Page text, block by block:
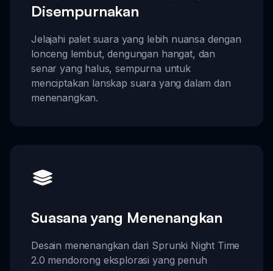
Disempurnakan
Jelajahi palet suara yang lebih nuansa dengan
lonceng lembut, dengungan hangat, dan
senar yang halus, sempurna untuk
menciptakan lanskap suara yang dalam dan
menenangkan.
Suasana yang Menenangkan
Desain menenangkan dari Sprunki Night Time
2.0 mendorong eksplorasi yang penuh